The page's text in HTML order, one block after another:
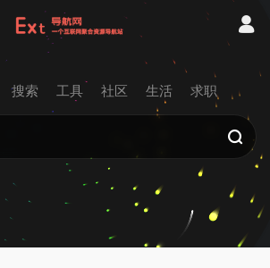
搜索 工具 社区 生活 求职